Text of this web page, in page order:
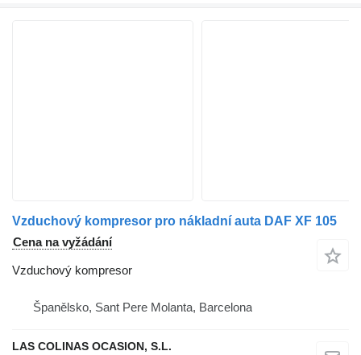
Vzduchový kompresor pro nákladní auta DAF XF 105
Cena na vyžádání
Vzduchový kompresor
Španělsko, Sant Pere Molanta, Barcelona
LAS COLINAS OCASION, S.L.